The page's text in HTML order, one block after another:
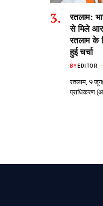
रतलाम:
से मिले
रतलाम के
हुई चर्चा
BY EDITOR
रतलाम, 9
प्राधिकरण